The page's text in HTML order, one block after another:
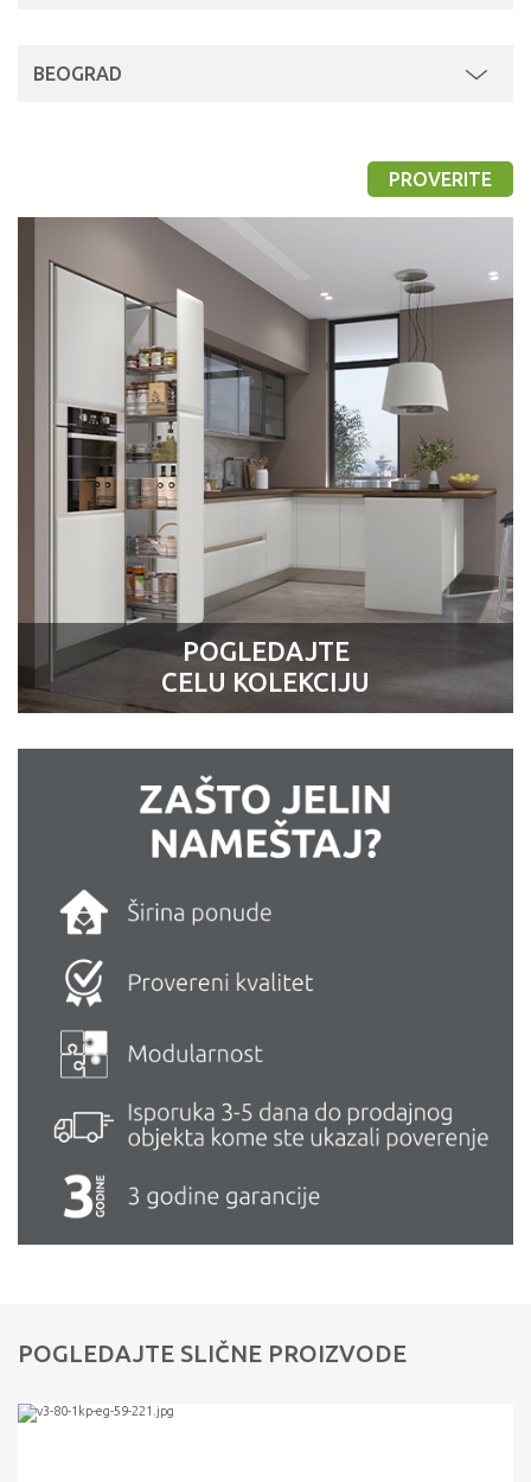
BEOGRAD
PROVERITE
POGLEDAJTE
CELU KOLEKCIJU
POGLEDAJTE SLIČNE PROIZVODE